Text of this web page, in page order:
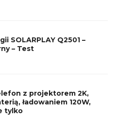
SOLARPLAY Q2501 –
– Test
z projektorem 2K,
ładowaniem 120W,
tylko